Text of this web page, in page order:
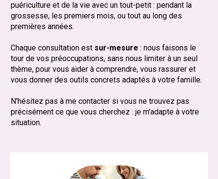
puériculture et de la vie avec un tout-petit : pendant la
grossesse, les premiers mois, ou tout au long des
premières années.
Chaque consultation est sur-mesure : nous faisons le
tour de vos préoccupations, sans nous limiter à un seul
thème, pour vous aider à comprendre, vous rassurer et
vous donner des outils concrets adaptés à votre famille.
N'hésitez pas à me contacter si vous ne trouvez pas
précisément ce que vous cherchez : je m'adapte à votre
situation.